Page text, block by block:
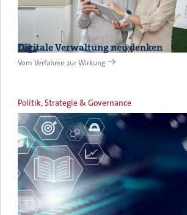
Digitale Verwaltung neu denken
Vom Verfahren zur Wirkung
Politik, Strategie & Governance